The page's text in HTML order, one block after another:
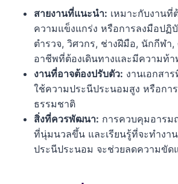
สายงานที่แนะนำ: เหมาะกับงานที่
ความแข็งแกร่ง หรือการลงมือปฏิ
ตำรวจ, วิศวกร, ช่างฝีมือ, นักกีฬา
อาชีพที่ต้องเดินทางและมีความท้า
งานที่อาจต้องปรับตัว: งานเอกสา
ใช้ความประนีประนอมสูง หรือกา
ธรรมชาติ
สิ่งที่ควรพัฒนา: การควบคุมอาร
ที่นุ่มนวลขึ้น และเรียนรู้ที่จะทำงา
ประนีประนอม จะช่วยลดความขัด